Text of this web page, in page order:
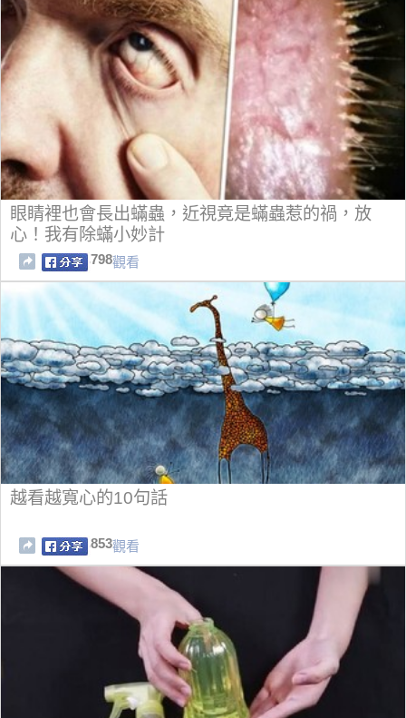
眼睛裡也會長出蟎蟲，近視竟是蟎蟲惹的禍，放
心！我有除蟎小妙計
798觀看
越看越寬心的10句話
853觀看